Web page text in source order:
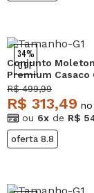
34%
OFF
Conjunto
Premium Casaco
bolsos e Wide
Salvatore
R$ 499,99
R$ 313,49 no
ou 6x de R$
oferta 8.8